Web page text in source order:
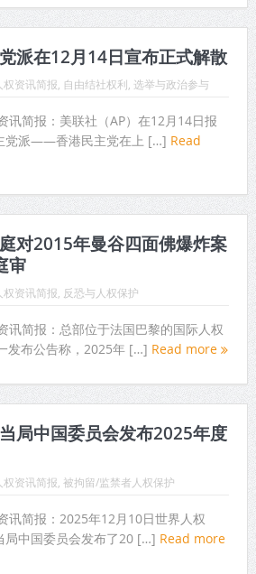
派在12月14日宣布正式解散
权资讯简报 自由结社权利 选举与政治参与
讯简报：美联社（AP）在12月14日报
党派——香港民主党在上 […] Read
对2015年曼谷四面佛爆炸案
审
权资讯简报, 反恐与人权保护
讯简报：总部位于法国巴黎的国际人权
发布公告称，2025年 […] Read more
局中国委员会发布2025年度
权资讯简报 被拘留/监禁者人权保护
讯简报：2025年12月10日世界人权
局中国委员会发布了20 […] Read more